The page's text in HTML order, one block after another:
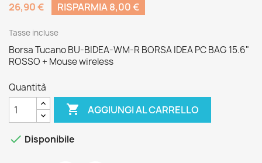
26,90 €
RISPARMIA 8,00 €
Tasse incluse
Borsa Tucano BU-BIDEA-WM-R BORSA IDEA PC BAG 15.6"
ROSSO + Mouse wireless
Quantità
 AGGIUNGI AL CARRELLO
 Disponibile